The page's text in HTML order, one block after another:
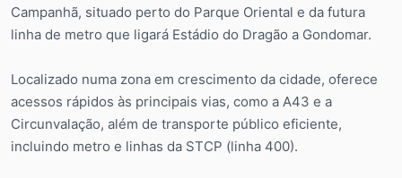
Campanhã, situado perto do Parque Oriental e da futura
linha de metro que ligará Estádio do Dragão a Gondomar.
Localizado numa zona em crescimento da cidade, oferece
acessos rápidos às principais vias, como a A43 e a
Circunvalação, além de transporte público eficiente,
incluindo metro e linhas da STCP (linha 400).